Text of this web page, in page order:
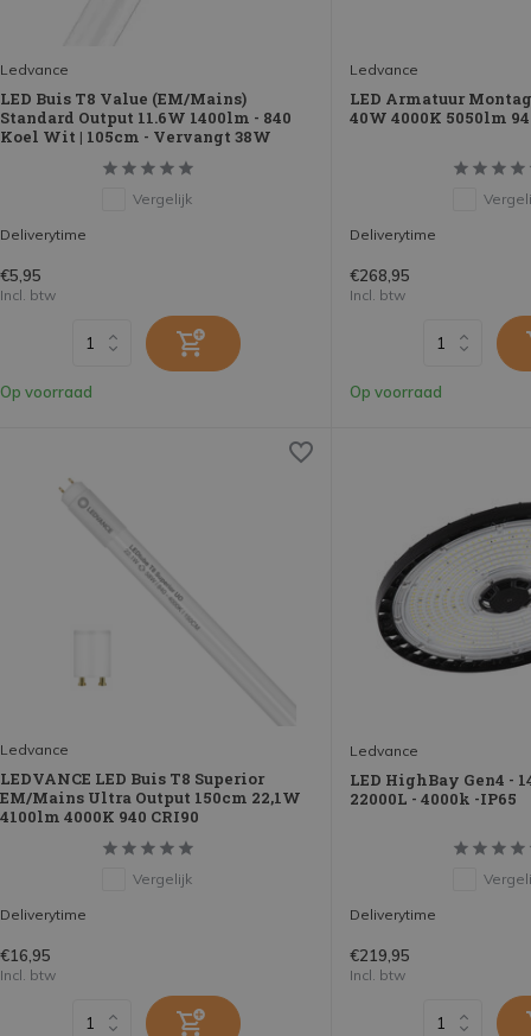
Ledvance
LED Buis T8 Value (EM/Mains)
Standard Output 11.6W 1400lm - 840
Koel Wit | 105cm - Vervangt 38W
Vergelijk
Deliverytime
€5,95
Incl. btw
Op voorraad
Ledvance
LED Armatuur
40W 4000K 5050lm
Deliverytime
€268,95
Incl. btw
Op voorraad
Ledvance
LEDVANCE LED Buis T8 Superior
EM/Mains Ultra Output 150cm 22,1W
4100lm 4000K 940 CRI90
Vergelijk
Deliverytime
€16,95
Incl. btw
Ledvance
LED HighBay Gen4 -
22000L - 4000k -IP65
Deliverytime
€219,95
Incl. btw